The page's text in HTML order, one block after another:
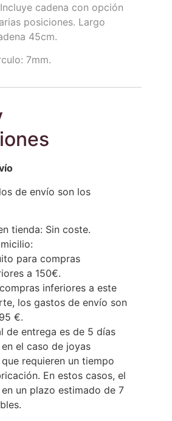
cadena con opción
posiciones. Largo
45cm.
7mm.
de envío son los
tienda: Sin coste.
para compras
a 150€.
inferiores a este
los gastos de envío son
€.
de entrega es de 5 días
el caso de joyas
requieren un tiempo
En estos casos, el
un plazo estimado de 7